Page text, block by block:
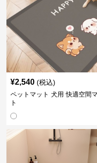
¥2,540 (税込)
ペットマット 犬用 快適空間
ト